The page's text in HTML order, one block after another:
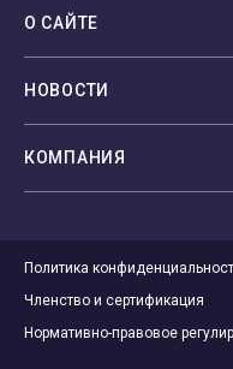
О САЙТЕ
НОВОСТИ
КОМПАНИЯ
Политика
Членство и сертификация
Нормативно-правовое